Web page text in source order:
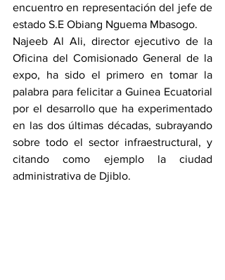
encuentro en representación del jefe de
estado S.E Obiang Nguema Mbasogo.
Najeeb Al Ali, director ejecutivo de la
Oficina del Comisionado General de la
expo, ha sido el primero en tomar la
palabra para felicitar a Guinea Ecuatorial
por el desarrollo que ha experimentado
en las dos últimas décadas, subrayando
sobre todo el sector infraestructural, y
citando como ejemplo la ciudad
administrativa de Djiblo.